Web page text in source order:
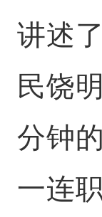
讲述
民饶
分钟
一连